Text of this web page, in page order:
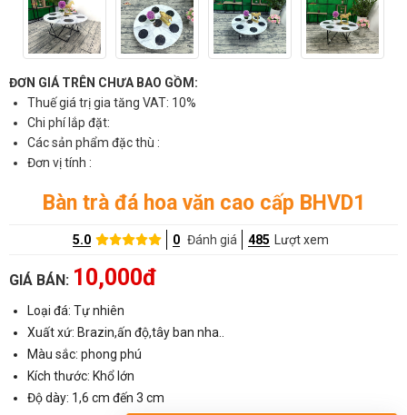
ĐƠN GIÁ TRÊN CHƯA BAO GỒM:
Thuế giá trị gia tăng VAT: 10%
Chi phí lắp đặt:
Các sản phẩm đặc thù :
Đơn vị tính :
Bàn trà đá hoa văn cao cấp BHVD1
5.0 0 Đánh giá 485 Lượt xem
GIÁ BÁN: 10,000đ
Loại đá: Tự nhiên
Xuất xứ: Brazin,ấn độ,tây ban nha..
Màu sắc: phong phú
Kích thước: Khổ lớn
Độ dày: 1,6 cm đến 3 cm